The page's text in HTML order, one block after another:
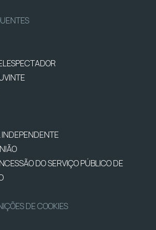
DO SERVIÇO PÚBLICO DE
DE COOKIES